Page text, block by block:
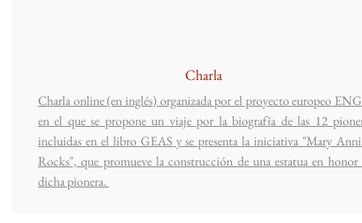
Charla
Charla online (en inglés) organizada por el proyecto europeo
en el que se propone un viaje por la biografía de las 12
incluidas en el libro GEAS y se presenta la iniciativa "Mary
Rocks", que promueve la construcción de una estatua en honor
dicha pionera.